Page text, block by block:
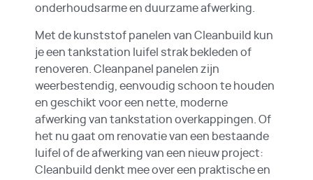
onderhoudsarme en duurzame afwerking.
Met de kunststof panelen van Cleanbuild kun
je een tankstation luifel strak bekleden of
renoveren. Cleanpanel panelen zijn
weerbestendig, eenvoudig schoon te houden
en geschikt voor een nette, moderne
afwerking van tankstation overkappingen. Of
het nu gaat om renovatie van een bestaande
luifel of de afwerking van een nieuw project:
Cleanbuild denkt mee over een praktische en